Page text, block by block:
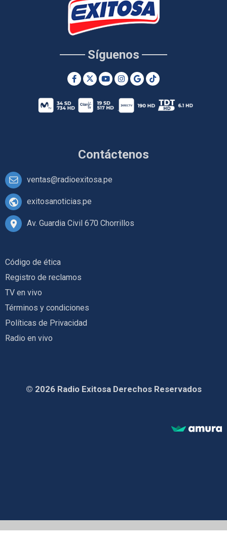
Contáctenos
ventas@radioexitosa.pe
exitosanoticias.pe
Av. Guardia Civil 670 Chorrillos
Síguenos
Código de ética
Registro de reclamos
TV en vivo
Términos y condiciones
Políticas de Privacidad
Radio en vivo
© 2026 Radio Exitosa Derechos Reservados